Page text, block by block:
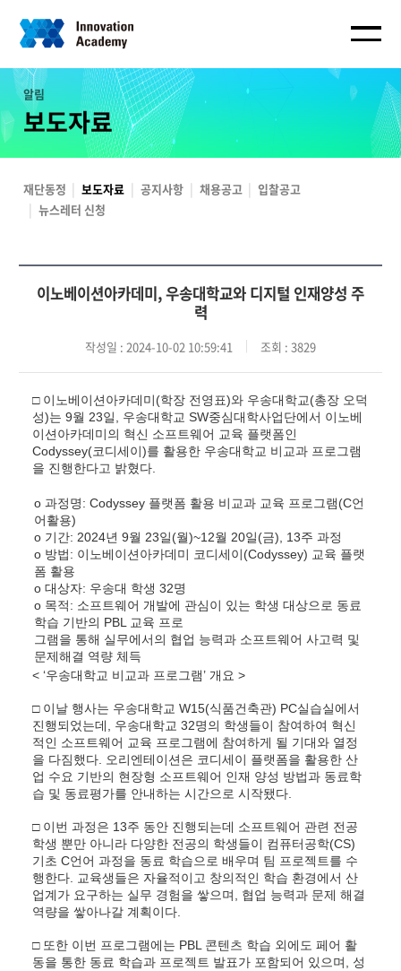
알림
보도자료
재단동정 보도자료 공지사항 채용공고
입찰공고
뉴스레터 신청
이노베이션아카데미, 우송대학교와 디지털 인재양성 주
력
작성일 : 2024-10-02 10:59:41 조회 : 3829
□ 이노베이션아카데미(학장 전영표)와 우송대학교(총장 오덕
성)는 9월 23일, 우송대학교 SW중심대학사업단에서 이노베
이션아카데미의 혁신 소프트웨어 교육 플랫폼인
Codyssey(코디세이)를 활용한 우송대학교 비교과 프로그램
을 진행한다고 밝혔다.
o 과정명: Codyssey 플랫폼 활용 비교과 교육 프로그램(C언
어활용)
o 기간: 2024년 9월 23일(월)~12월 20일(금), 13주 과정
o 방법: 이노베이션아카데미 코디세이(Codyssey) 교육 플랫
폼 활용
o 대상자: 우송대 학생 32명
o 목적: 소프트웨어 개발에 관심이 있는 학생 대상으로 동료
학습 기반의 PBL 교육 프로
그램을 통해 실무에서의 협업 능력과 소프트웨어 사고력 및
문제해결 역량 체득
< ‘우송대학교 비교과 프로그램’ 개요 >
□ 이날 행사는 우송대학교 W15(식품건축관) PC실습실에서
진행되었는데, 우송대학교 32명의 학생들이 참여하여 혁신
적인 소프트웨어 교육 프로그램에 참여하게 될 기대와 열정
을 다짐했다. 오리엔테이션은 코디세이 플랫폼을 활용한 산
업 수요 기반의 현장형 소프트웨어 인재 양성 방법과 동료학
습 및 동료평가를 안내하는 시간으로 시작됐다.
□ 이번 과정은 13주 동안 진행되는데 소프트웨어 관련 전공
학생 뿐만 아니라 다양한 전공의 학생들이 컴퓨터공학(CS)
기초 C언어 과정을 동료 학습으로 배우며 팀 프로젝트를 수
행한다. 교육생들은 자율적이고 창의적인 학습 환경에서 산
업계가 요구하는 실무 경험을 쌓으며, 협업 능력과 문제 해결
역량을 쌓아나갈 계획이다.
□ 또한 이번 프로그램에는 PBL 콘텐츠 학습 외에도 페어 활
동을 통한 동료 학습과 프로젝트 발표가 포함되어 있으며, 성